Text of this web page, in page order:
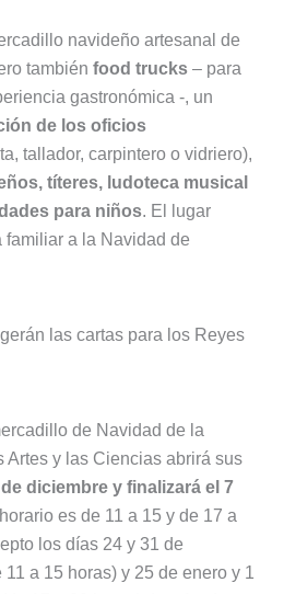
navideño artesanal de
también food trucks– para
gastronómica -, un
de los oficios
tallador, carpintero o vidriero),
títeres, ludoteca musical
para niños. El lugar
familiar a la Navidad de
las cartas para los Reyes
de Navidad de la
Artes y las Ciencias abrirá sus
diciembre y finalizará el 7
es de 11 a 15 y de 17 a
los días 24 y 31 de
a 15 horas) y 25 de enero y 1